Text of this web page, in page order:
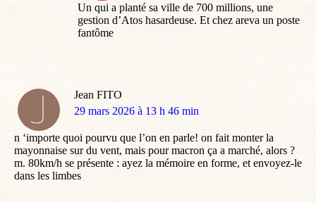
Un qui a planté sa ville de 700 millions, une
gestion d’Atos hasardeuse. Et chez areva un poste
fantôme
Jean FITO
dit
29 mars 2026 à 13 h 46 min
n ‘importe quoi pourvu que l’on en parle! on fait monter la
mayonnaise sur du vent, mais pour macron ça a marché, alors ?
m. 80km/h se présente : ayez la mémoire en forme, et envoyez-le
dans les limbes